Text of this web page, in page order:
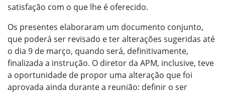
satisfação com o que lhe é oferecido.
Os presentes elaboraram um documento conjunto,
que poderá ser revisado e ter alterações sugeridas até
o dia 9 de março, quando será, definitivamente,
finalizada a instrução. O diretor da APM, inclusive, teve
a oportunidade de propor uma alteração que foi
aprovada ainda durante a reunião: definir o ser